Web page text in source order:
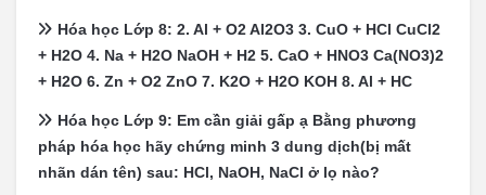
Hóa học Lớp 8: 2. Al + O2 Al2O3 3. CuO + HCl CuCl2
+ H2O 4. Na + H2O NaOH + H2 5. CaO + HNO3 Ca(NO3)2
+ H2O 6. Zn + O2 ZnO 7. K2O + H2O KOH 8. Al + HC
Hóa học Lớp 9: Em cần giải gấp ạ Bằng phương
pháp hóa học hãy chứng minh 3 dung dịch(bị mất
nhãn dán tên) sau: HCl, NaOH, NaCl ở lọ nào?